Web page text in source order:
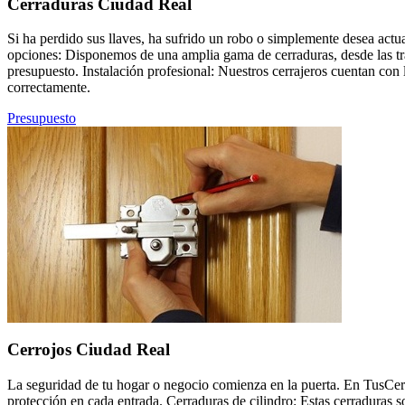
Cerraduras Ciudad Real
Si ha perdido sus llaves, ha sufrido un robo o simplemente desea
opciones: Disponemos de una amplia gama de cerraduras, desde las
presupuesto. Instalación profesional: Nuestros cerrajeros cuentan
correctamente.
Presupuesto
Cerrojos Ciudad Real
La seguridad de tu hogar o negocio comienza en la puerta. En
protección en cada entrada. Cerraduras de cilindro: Estas cerraduras